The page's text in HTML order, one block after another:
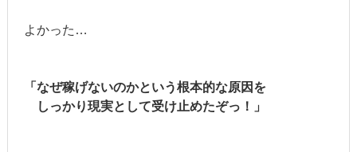
よかった…
「なぜ稼げないのかという根本的な原因を
しっかり現実として受け止めたぞっ！」